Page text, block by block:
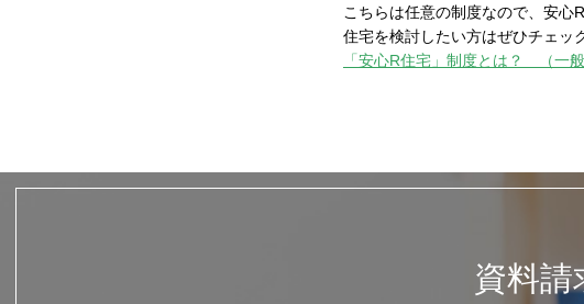
こちらは任意の制度なので、安心
住宅を検討したい方はぜひチェッ
「安心R住宅」制度とは？ （一
資料請